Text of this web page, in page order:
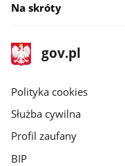
Na skróty
stopka
gov.pl
Strona
gov.pl
gov.pl
Polityka cookies
Służba cywilna
Profil zaufany
BIP